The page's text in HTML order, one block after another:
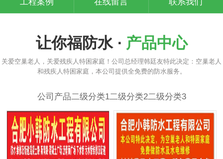
让你福防水 · 产品中心
关爱空巢老人，关爱残疾人特困家庭！公司总经理韩廷友特此决定：空巢老人
和残疾人特困家庭，本公司提供全免费的防水服务。
公司产品二级分类1二级分类2二级分类3